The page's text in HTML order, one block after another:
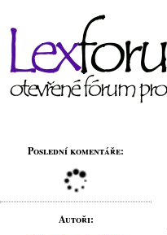
Poslední komentáře:
Autoři: